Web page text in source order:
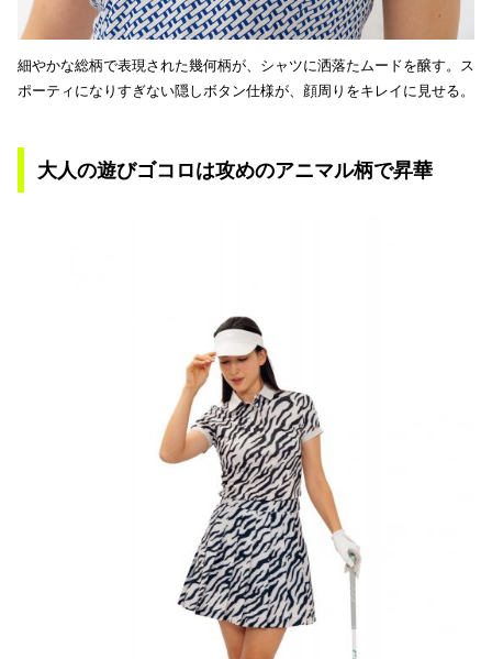
細やかな総柄で表現された幾何柄が、シャツに洒落たムードを醸す。ス
ポーティになりすぎない隠しボタン仕様が、顔周りをキレイに見せる。
大人の遊びゴコロは攻めのアニマル柄で昇華